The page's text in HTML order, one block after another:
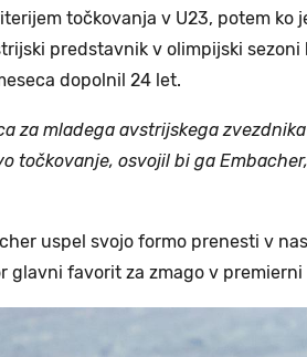
točkovanja v U23, potem ko
predstavnik v olimpijski sezoni
dopolnil 24 let.
za mladega avstrijskega
točkovanje, osvojil bi ga
uspel svojo formo prenesti v
glavni favorit za zmago v